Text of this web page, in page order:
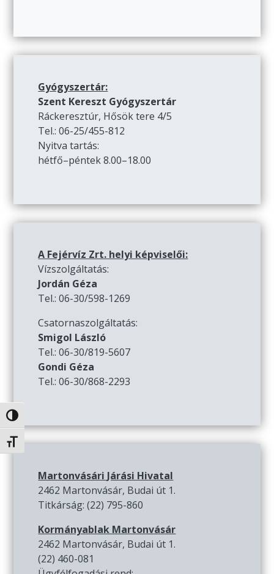
Nagy kontraszt váltása
Betűméret váltása
Gyógyszertár:
Szent Kereszt Gyógyszertár
Ráckeresztúr, Hősök tere 4/5
Tel.: 06-25/455-812
Nyitva tartás:
hétfő–péntek 8.00–18.00
A Fejérvíz Zrt. helyi képviselői:
Vízszolgáltatás:
Jordán Géza
Tel.: 06-30/598-1269
Csatornaszolgáltatás:
Smigol László
Tel.: 06-30/819-5607
Gondi Géza
Tel.: 06-30/868-2293
Martonvásári Járási Hivatal
2462 Martonvásár, Budai út 1.
Titkárság: (22) 795-860
Kormányablak Martonvásár
2462 Martonvásár, Budai út 1.
(22) 460-081